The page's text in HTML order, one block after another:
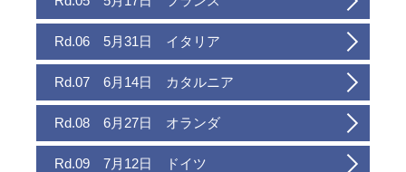
Rd.06 5月31日 イタリア
Rd.07 6月14日 カタルニア
Rd.08 6月27日 オランダ
Rd.09 7月12日 ドイツ